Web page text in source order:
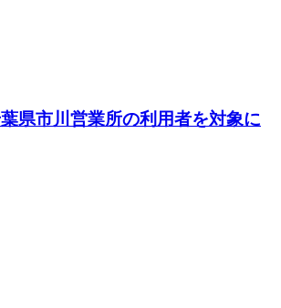
県市川営業所の利用者を対象に